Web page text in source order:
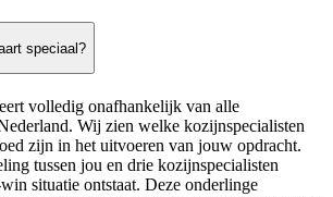
speciaal?
volledig onafhankelijk van alle
Wij zien welke kozijnspecialisten
zijn in het uitvoeren van jouw opdracht.
tussen jou en drie kozijnspecialisten
situatie ontstaat. Deze onderlinge